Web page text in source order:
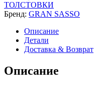
ТОЛСТОВКИ
Бренд: GRAN SASSO
Описание
Детали
Доставка & Возврат
Описание